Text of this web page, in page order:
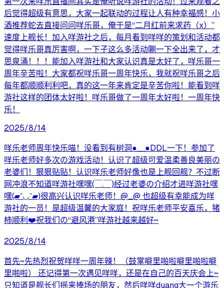
后觉得超级有意思，大家一起联动的过程让人有种幸福感！小
酒推荐蛇去直接问问咩乐哥，俺于是“二月红前来求药（x）”
速度上舰长！加入咩游社之后，每月看到咩咩的策划和活动都
觉得咩乐哥真厉害啊，一下子这么多活动唰一下全出来了，才
思泉涌！！！能加入咩游社和大家认识真是太好了，咩乐哥一
周年辛苦啦！大家都祝咩乐哥一周年快乐，我就祝咩乐哥之后
每年都顺顺利利吧，真的这一年来肯定是辛苦你啦！能看到咩
游社这样的团体太好啦！咩乐哥做了一周年太好啦！一周年快
乐！
2025/8/14
咩乐老师周年快乐喵！没看到有树洞●﹏●DDL一下！参加了
咩乐老师好多次の游戏活动！认识了超级可爱温柔善良美丽の
老婆们！狠狠贴贴！认识咩乐老师好像也是上舰回舰？不过断
网冲浪不知道咩游社嘿嘿(￣.￣)经过老婆の介绍才进咩游社嘿
嘿(▰˘◡˘▰)很高兴认识咩乐老师！@_@ 也超级有幸能成为咩
游社的一员！是超级温馨的大家庭！祝咩乐老师平安喜乐，猪
柿顺利❤️祝我们の“避风港”咩游社越来越好~
2025/8/14
首先~先热烈祝贺咩咩一周年辣！（鼓掌噼里啪啦噼里啪啦噼
里啪啦） 还记得第一次遇见咩咩，还是在自己的百天庆会上~
只知道是舰长们摇来捧场的朋友，然后咩咩duang大一个游乐